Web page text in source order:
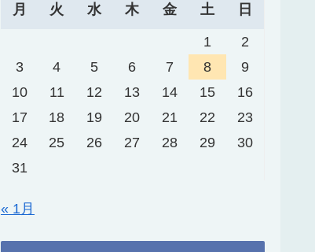
月 火 水 木 金 土 日
1
2
3
4 5 6 7 8
9
10
11 12 13 14 15
16
17
18 19 20 21 22
23
24
25 26 27 28 29
30
31
« 1月